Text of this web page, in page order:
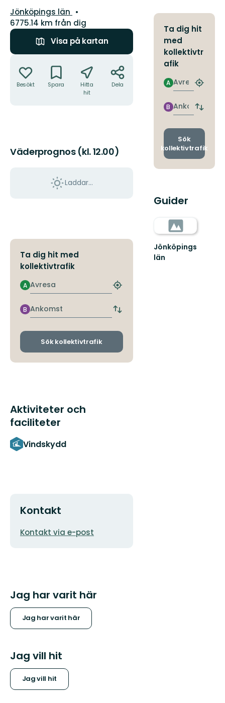
Län:
Jönköpings län
6775.14 km från dig
Visa på kartan
Besökt Spara
Hitta
hit
Dela
Väderprognos (kl. 12.00)
Laddar...
Ta dig hit med
kollektivtrafik
Avresa
A
Hitta
hållplats
Ankomst
B
Byt
och
Sök kollektivtrafik
Aktiviteter och
faciliteter
Vindskydd
Kontakt
E-
Kontakt via e-post
Jag har varit här
Jag har varit här
Jag vill hit
Jag vill hit
Ta dig hit
med
kollektivtr
afik
Avresa
A
Hitta
Ankomst
B
Byt
och
Sök
kollektivtrafik
Guider
Jönköpings
län